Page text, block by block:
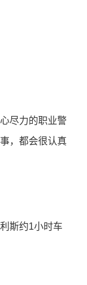
尽力的职业警
，都会很认真
斯约1小时车